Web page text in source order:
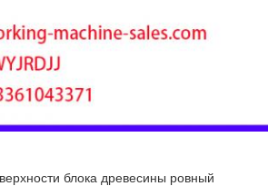
блока древесины ровный